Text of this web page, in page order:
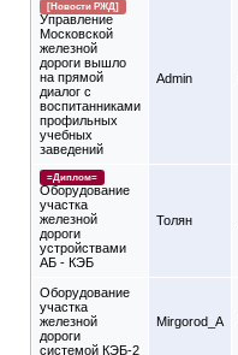
[Новости РЖД]
Управление
Московской
железной
дороги вышло
на прямой
диалог с
воспитанниками
профильных
учебных
заведений
Admin
=Диплом=
Оборудование
участка
железной
дороги
устройствами
АБ - КЭБ
Толян
Оборудование
участка
железной
дороги
системой КЭБ-2
Mirgorod_A